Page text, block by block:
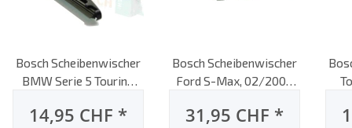
Bosch Scheibenwischer
BMW Serie 5 Touring
05/2004, Heck-
14,95 CHF *
Bosch Scheibenwischer
Ford S-Max, 02/2009
Flachbalken-
31,95 CHF *